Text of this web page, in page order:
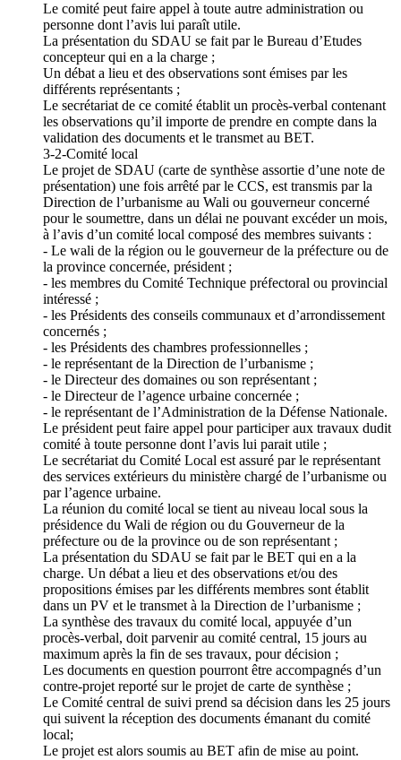
Le comité peut faire appel à toute autre administration ou
personne dont l’avis lui paraît utile.
La présentation du SDAU se fait par le Bureau d’Etudes
concepteur qui en a la charge ;
Un débat a lieu et des observations sont émises par les
différents représentants ;
Le secrétariat de ce comité établit un procès-verbal contenant
les observations qu’il importe de prendre en compte dans la
validation des documents et le transmet au BET.
3-2-Comité local
Le projet de SDAU (carte de synthèse assortie d’une note de
présentation) une fois arrêté par le CCS, est transmis par la
Direction de l’urbanisme au Wali ou gouverneur concerné
pour le soumettre, dans un délai ne pouvant excéder un mois,
à l’avis d’un comité local composé des membres suivants :
- Le wali de la région ou le gouverneur de la préfecture ou de
la province concernée, président ;
- les membres du Comité Technique préfectoral ou provincial
intéressé ;
- les Présidents des conseils communaux et d’arrondissement
concernés ;
- les Présidents des chambres professionnelles ;
- le représentant de la Direction de l’urbanisme ;
- le Directeur des domaines ou son représentant ;
- le Directeur de l’agence urbaine concernée ;
- le représentant de l’Administration de la Défense Nationale.
Le président peut faire appel pour participer aux travaux dudit
comité à toute personne dont l’avis lui parait utile ;
Le secrétariat du Comité Local est assuré par le représentant
des services extérieurs du ministère chargé de l’urbanisme ou
par l’agence urbaine.
La réunion du comité local se tient au niveau local sous la
présidence du Wali de région ou du Gouverneur de la
préfecture ou de la province ou de son représentant ;
La présentation du SDAU se fait par le BET qui en a la
charge. Un débat a lieu et des observations et/ou des
propositions émises par les différents membres sont établit
dans un PV et le transmet à la Direction de l’urbanisme ;
La synthèse des travaux du comité local, appuyée d’un
procès-verbal, doit parvenir au comité central, 15 jours au
maximum après la fin de ses travaux, pour décision ;
Les documents en question pourront être accompagnés d’un
contre-projet reporté sur le projet de carte de synthèse ;
Le Comité central de suivi prend sa décision dans les 25 jours
qui suivent la réception des documents émanant du comité
local;
Le projet est alors soumis au BET afin de mise au point.